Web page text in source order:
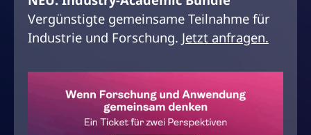
Vergünstigte gemeinsame Teilnahme für
Industrie und Forschung. Jetzt anfragen.